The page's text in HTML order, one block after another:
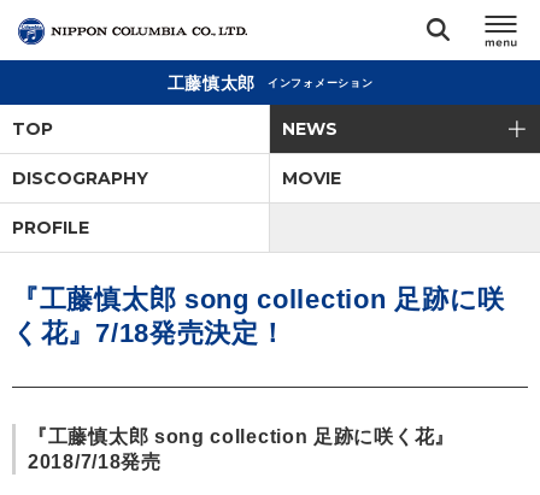
閉じる
アーティスト
ジャンル
オーディション
工藤慎太郎 インフォメーション
TOP NEWS
DISCOGRAPHY MOVIE
PROFILE
『工藤慎太郎 song collection 足跡に咲
く花』7/18発売決定！
『工藤慎太郎 song collection 足跡に咲く花』
2018/7/18発売